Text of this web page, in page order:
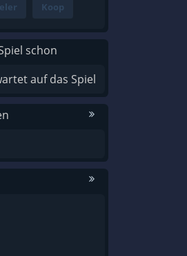
Koop
schon
auf das Spiel